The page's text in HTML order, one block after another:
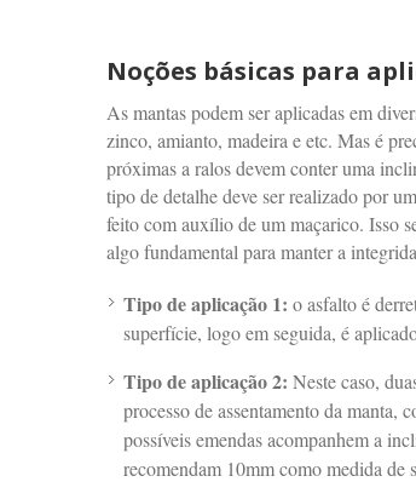
Noções básicas para
As mantas podem ser aplicadas em
zinco, amianto, madeira e etc. Mas é
próximas a ralos devem conter uma
tipo de detalhe deve ser realizado por
feito com auxílio de um maçarico. Isso
algo fundamental para manter a
Tipo de aplicação 1: o asfalto é
superfície, logo em seguida, é
Tipo de aplicação 2: Neste caso,
processo de assentamento da manta,
possíveis emendas acompanhem a
recomendam 10mm como medida de